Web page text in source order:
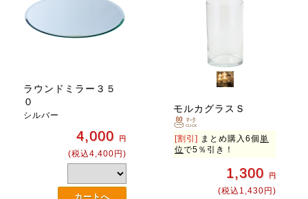
ラウンドミラー３５
０
シルバー
4,000 円
(税込4,400円)
モルカグラスＳ
[割引] まとめ購入6個単
位で5％引き！
1,300 円
(税込1,430円)